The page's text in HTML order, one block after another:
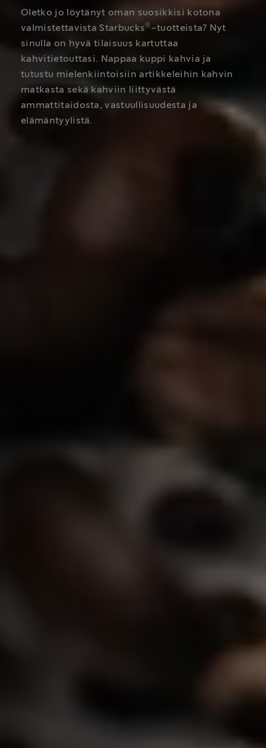
Oletko jo löytänyt oman suosikkisi kotona
valmistettavista Starbucks® -tuotteista? Nyt
sinulla on hyvä tilaisuus kartuttaa
kahvitietouttasi. Nappaa kuppi kahvia ja
tutustu mielenkiintoisiin artikkeleihin kahvin
matkasta sekä kahviin liittyvästä
ammattitaidosta, vastuullisuudesta ja
elämäntyylistä.